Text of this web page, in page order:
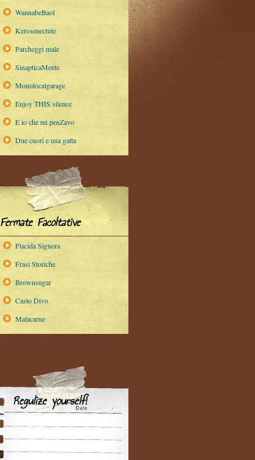
WannabeBaol
Kerosenectute
Parcheggi male
SinapticaMente
Monolocalgarage
Enjoy THIS silence
E io che mi penZavo
Due cuori e una gatta
Fermate Facoltative
Placida Signora
Frasi Storiche
Brownsugar
Casto Divo
Malacarne
Regulize yourself!